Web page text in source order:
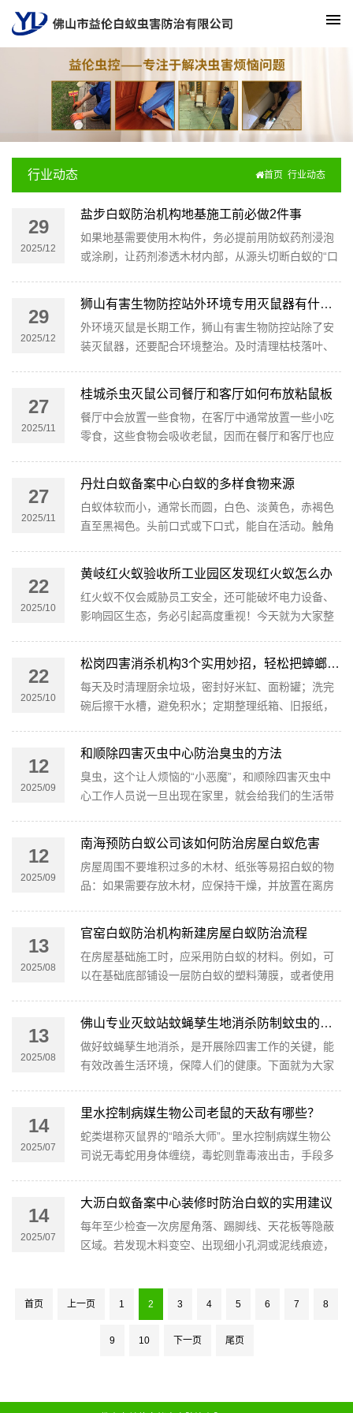
行业动态 首页 行业动态
29
2025/12
盐步白蚁防治机构地基施工前必做2件事
如果地基需要使用木构件，务必提前用防蚁药剂浸泡
或涂刷，让药剂渗透木材内部，从源头切断白蚁的“口
29
2025/12
狮山有害生物防控站外环境专用灭鼠器有什么优势
外环境灭鼠是长期工作，狮山有害生物防控站除了安
装灭鼠器，还要配合环境整治。及时清理枯枝落叶、
27
2025/11
桂城杀虫灭鼠公司餐厅和客厅如何布放粘鼠板
餐厅中会放置一些食物，在客厅中通常放置一些小吃
零食，这些食物会吸收老鼠，因而在餐厅和客厅也应
27
2025/11
丹灶白蚁备案中心白蚁的多样食物来源
白蚁体软而小，通常长而圆，白色、淡黄色，赤褐色
直至黑褐色。头前口式或下口式，能自在活动。触角
22
2025/10
黄岐红火蚁验收所工业园区发现红火蚁怎么办
红火蚁不仅会威胁员工安全，还可能破坏电力设备、
影响园区生态，务必引起高度重视！今天就为大家整
22
2025/10
松岗四害消杀机构3个实用妙招，轻松把蟑螂“一锅端”
每天及时清理厨余垃圾，密封好米缸、面粉罐；洗完
碗后擦干水槽，避免积水；定期整理纸箱、旧报纸，
12
2025/09
和顺除四害灭虫中心防治臭虫的方法
臭虫，这个让人烦恼的“小恶魔”，和顺除四害灭虫中
心工作人员说一旦出现在家里，就会给我们的生活带
12
2025/09
南海预防白蚁公司该如何防治房屋白蚁危害
房屋周围不要堆积过多的木材、纸张等易招白蚁的物
品：如果需要存放木材，应保持干燥，并放置在离房
13
2025/08
官窑白蚁防治机构新建房屋白蚁防治流程
在房屋基础施工时，应采用防白蚁的材料。例如，可
以在基础底部铺设一层防白蚁的塑料薄膜，或者使用
13
2025/08
佛山专业灭蚊站蚊蝇孳生地消杀防制蚊虫的方法有哪些
做好蚊蝇孳生地消杀，是开展除四害工作的关键，能
有效改善生活环境，保障人们的健康。下面就为大家
14
2025/07
里水控制病媒生物公司老鼠的天敌有哪些？
蛇类堪称灭鼠界的“暗杀大师”。里水控制病媒生物公
司说无毒蛇用身体缠绕，毒蛇则靠毒液出击，手段多
14
2025/07
大沥白蚁备案中心装修时防治白蚁的实用建议
每年至少检查一次房屋角落、踢脚线、天花板等隐蔽
区域。若发现木料变空、出现细小孔洞或泥线痕迹，
首页 上一页 1 2 3 4 5 6 7 8
9 10 下一页 尾页